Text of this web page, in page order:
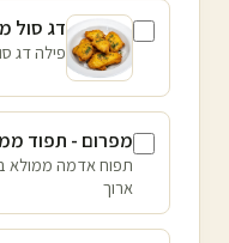
דג סול
פילה דג
מפרום - תפוד
תפוח אדמה ממולא
ארוך